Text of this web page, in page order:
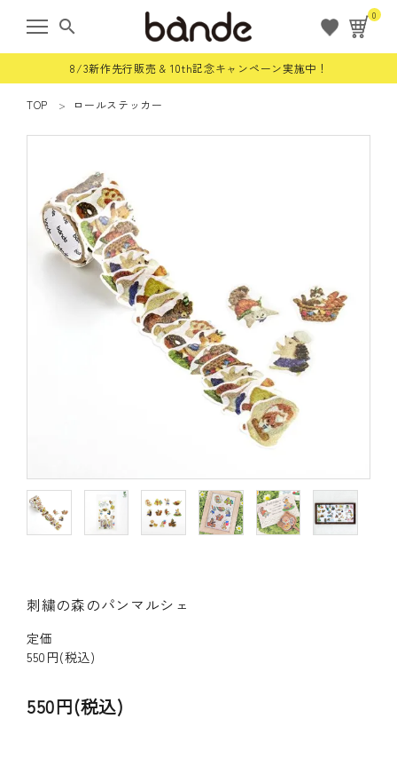
search
0
8/3新作先行販売 & 10th記念キャンペーン実施中！
ログイン
すべての商品
ご利用ガイド／よくあるご質問
マイページ
企業（法人）の皆様へ
TOP ロールステッカー
刺繍の森のパンマルシェ
定価
550円(税込)
550円(税込)